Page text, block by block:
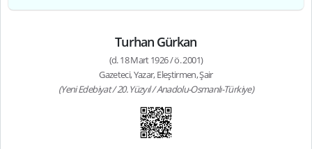
Turhan Gürkan
(d. 18 Mart 1926 / ö. 2001)
Gazeteci, Yazar, Eleştirmen, Şair
(Yeni Edebiyat / 20. Yüzyıl / Anadolu-Osmanlı-Türkiye)